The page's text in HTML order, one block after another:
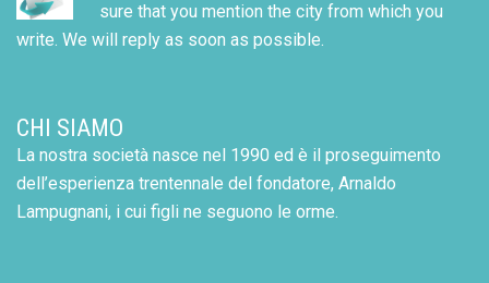
sure that you mention the city from which you
write. We will reply as soon as possible.
CHI SIAMO
La nostra società nasce nel 1990 ed è il proseguimento
dell’esperienza trentennale del fondatore, Arnaldo
Lampugnani, i cui figli ne seguono le orme.